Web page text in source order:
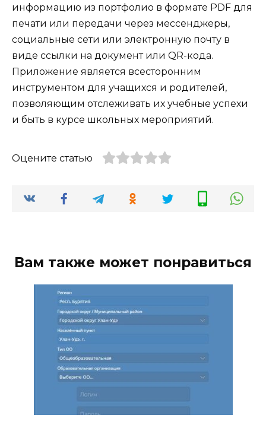
информацию из портфолио в формате PDF для
печати или передачи через мессенджеры,
социальные сети или электронную почту в
виде ссылки на документ или QR-кода.
Приложение является всесторонним
инструментом для учащихся и родителей,
позволяющим отслеживать их учебные успехи
и быть в курсе школьных мероприятий.
Оцените статью
Вам также может понравиться